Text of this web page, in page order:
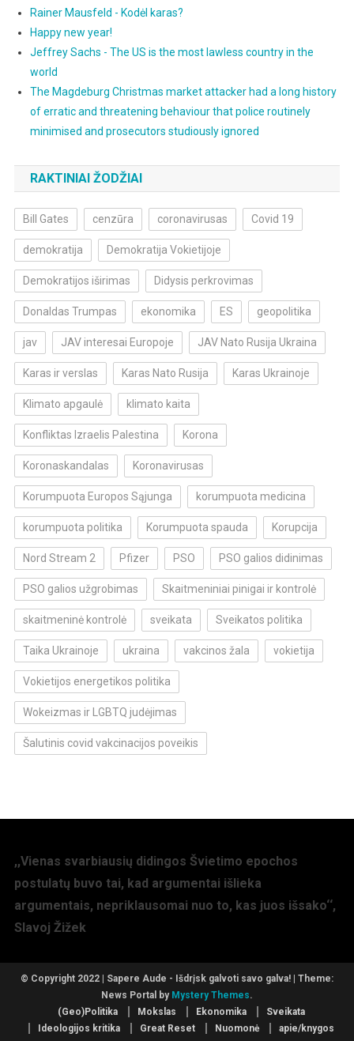
Rainer Mausfeld - Kodėl karas?
Happy new year!
Jeffrey Sachs - The US is the most lawless country in the
world
The Magdeburg Christmas market attacker had a long history
of erratic and threatening behaviour that police routinely
minimised and prosecutors studiously ignored
RAKTINIAI ŽODŽIAI
Bill Gates cenzūra coronavirusas Covid 19
demokratija Demokratija Vokietijoje
Demokratijos iširimas Didysis perkrovimas
Donaldas Trumpas ekonomika ES geopolitika
jav JAV interesai Europoje JAV Nato Rusija Ukraina
Karas ir verslas Karas Nato Rusija Karas Ukrainoje
Klimato apgaulė klimato kaita
Konfliktas Izraelis Palestina Korona
Koronaskandalas Koronavirusas
Korumpuota Europos Sąjunga korumpuota medicina
korumpuota politika Korumpuota spauda Korupcija
Nord Stream 2 Pfizer PSO PSO galios didinimas
PSO galios užgrobimas Skaitmeniniai pinigai ir kontrolė
skaitmeninė kontrolė sveikata Sveikatos politika
Taika Ukrainoje ukraina vakcinos žala vokietija
Vokietijos energetikos politika
Wokeizmas ir LGBTQ judėjimas
Šalutinis covid vakcinacijos poveikis
,,Vienas svarbiausių didingos Švietimo epochos
postulatų buvo tai, kad argumentai išlieka
argumentais, nepriklausomai nuo to, kas juos išsako‘‘,
Slavoj Žižek
© Copyright 2022 | Sapere Aude - Išdrįsk galvoti savo galva! | Theme:
News Portal by Mystery Themes.
(Geo)Politika
Mokslas Ekonomika
Sveikata
Ideologijos kritika
Great Reset Nuomonė apie/knygos